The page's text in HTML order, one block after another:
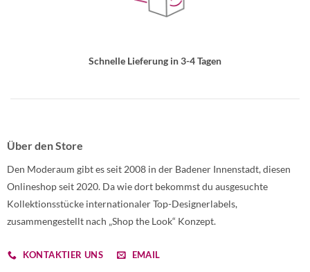
Schnelle Lieferung in 3-4 Tagen
Über den Store
Den Moderaum gibt es seit 2008 in der Badener Innenstadt, diesen
Onlineshop seit 2020. Da wie dort bekommst du ausgesuchte
Kollektionsstücke internationaler Top-Designerlabels,
zusammengestellt nach „Shop the Look“ Konzept.
KONTAKTIER UNS EMAIL